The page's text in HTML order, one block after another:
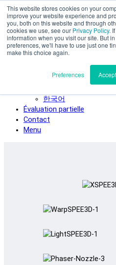
This website stores cookies on your
improve your website experience and
you, both on this website and through
cookies we use, see our Privacy Policy.
information when you visit our site. But
preferences, we'll have to use just one
make this choice again.
Preferences Accept
Skip to main content
SPEE3D
Français
English
Español
Italiano
한국어
Évaluation partielle
Contact
Menu